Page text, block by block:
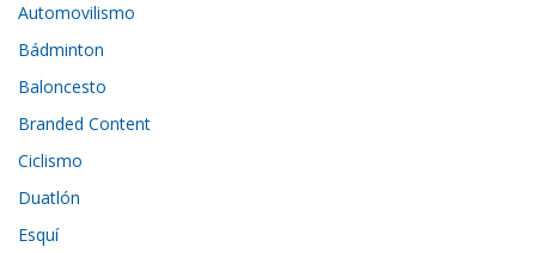
Automovilismo
Bádminton
Baloncesto
Branded Content
Ciclismo
Duatlón
Esquí